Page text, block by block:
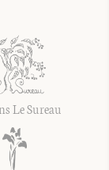
Le Sureau